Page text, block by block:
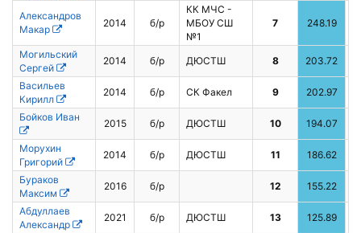
Александров
Макар
2014 б/р
КК МЧС -
МБОУ СШ
№1
7 248.19
Могильский
Сергей
2014 б/р ДЮСТШ 8 203.72
Васильев
Кирилл
2014 б/р СК Факел 9 202.97
Бойков Иван
2015 б/р ДЮСТШ 10 194.07
Морухин
Григорий
2014 б/р ДЮСТШ 11 186.62
Бураков
Максим
2016 б/р 12 155.22
Абдуллаев
Александр
2021 б/р ДЮСТШ 13 125.89